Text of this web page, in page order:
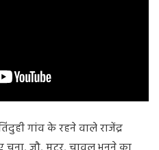
गांव के रहने वाले राजेंद्र